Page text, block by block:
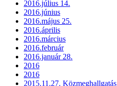
2016.július 14.
2016.június
2016.május 25.
2016.április
2016.március
2016.február
2016.január 28.
2016
2016
2015.11.27. Közmeghallgatás